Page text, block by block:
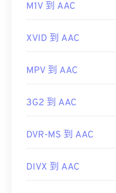
M1V 到 AAC
XVID 到 AAC
MPV 到 AAC
3G2 到 AAC
DVR-MS 到 AAC
DIVX 到 AAC